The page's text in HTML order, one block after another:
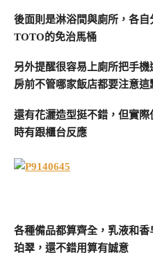
後面則是淋浴間與廁所，各
TOTO的免治馬桶
另外提醒很容易上廁所把手
房前不管哪家飯店都要注意這
還有花灑造型挺不錯，但實
時有跟櫃台反應
各種備品都算齊全，乳液和
珀翠，還不錯用算有誠意